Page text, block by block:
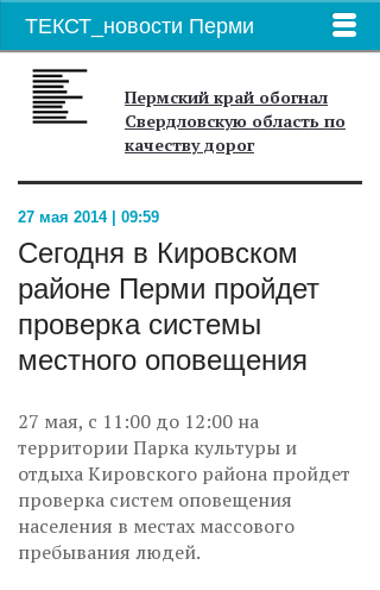
ТЕКСТ_новости Перми
Пермский край обогнал
Свердловскую область по
качеству дорог
27 мая 2014 | 09:59
Сегодня в Кировском
районе Перми пройдет
проверка системы
местного оповещения
27 мая, с 11:00 до 12:00 на
территории Парка культуры и
отдыха Кировского района пройдет
проверка систем оповещения
населения в местах массового
пребывания людей.